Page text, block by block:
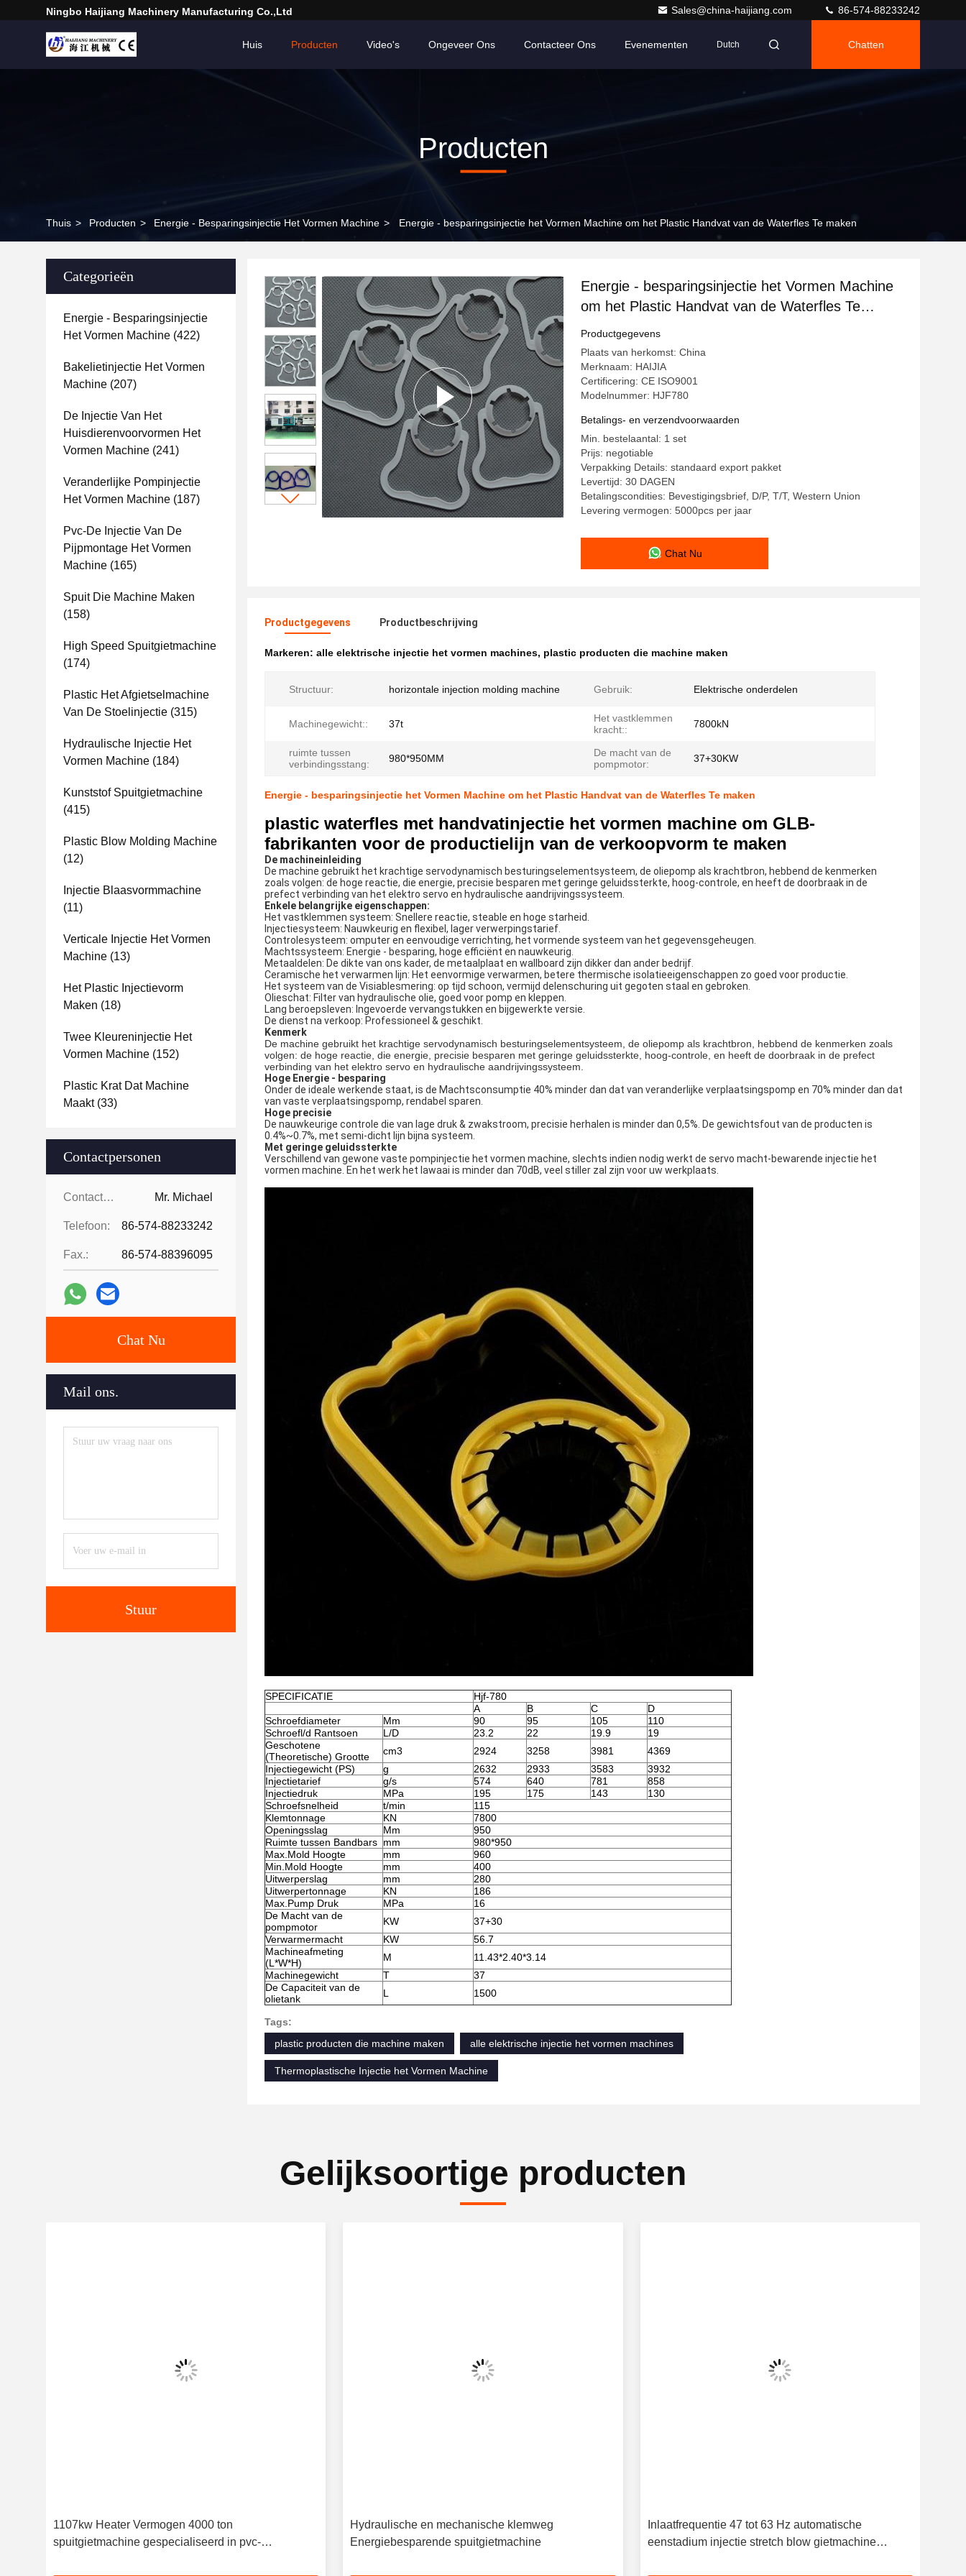
Ningbo Haijiang Machinery Manufacturing Co.,Ltd Sales@china-haijiang.com 86-574-88233242
Huis Producten Video's Ongeveer Ons Contacteer Ons Evenementen Dutch Chatten
Producten
Thuis > Producten > Energie - Besparingsinjectie Het Vormen Machine > Energie - besparingsinjectie het Vormen Machine om het Plastic Handvat van de Waterfles Te maken
Categorieën
Energie - Besparingsinjectie
Het Vormen Machine (422)
Bakelietinjectie Het Vormen
Machine (207)
De Injectie Van Het
Huisdierenvoorvormen Het
Vormen Machine (241)
Veranderlijke Pompinjectie
Het Vormen Machine (187)
Pvc-De Injectie Van De
Pijpmontage Het Vormen
Machine (165)
Spuit Die Machine Maken
(158)
High Speed ​​spuitgietmachine
(174)
Plastic Het Afgietselmachine
Van De Stoelinjectie (315)
Hydraulische Injectie Het
Vormen Machine (184)
Kunststof Spuitgietmachine
(415)
Plastic Blow Molding Machine
(12)
Injectie Blaasvormmachine
(11)
Verticale Injectie Het Vormen
Machine (13)
Het Plastic Injectievorm
Maken (18)
Twee Kleureninjectie Het
Vormen Machine (152)
Plastic Krat Dat Machine
Maakt(33)
Contactpersonen
Contactpersonen: Mr. Michael
Telefoon: 86-574-88233242
Fax.: 86-574-88396095
Chat Nu
Mail ons.
Stuur
Energie - besparingsinjectie het Vormen Machine
om het Plastic Handvat van de Waterfles Te
maken
Productgegevens
Plaats van herkomst: China
Merknaam: HAIJIA
Certificering: CE ISO9001
Modelnummer: HJF780
Betalings- en verzendvoorwaarden
Min. bestelaantal: 1 set
Prijs: negotiable
Verpakking Details: standaard export pakket
Levertijd: 30 DAGEN
Betalingscondities: Bevestigingsbrief, D/P, T/T, Western Union
Levering vermogen: 5000pcs per jaar
Chat Nu
Productgegevens Productbeschrijving
Markeren: alle elektrische injectie het vormen machines, plastic producten die machine maken
Structuur: horizontale injection molding machine Gebruik: Elektrische onderdelen
Machinegewicht:: 37t
Het vastklemmen
kracht::
7800kN
ruimte tussen
verbindingsstang:
980*950MM
De macht van de
pompmotor:
37+30KW
Energie - besparingsinjectie het Vormen Machine om het Plastic Handvat van de Waterfles Te maken
plastic waterfles met handvatinjectie het vormen machine om GLB-
fabrikanten voor de productielijn van de verkoopvorm te maken
De machineinleiding
De machine gebruikt het krachtige servodynamisch besturingselementsysteem, de oliepomp als krachtbron, hebbend de kenmerken
zoals volgen: de hoge reactie, die energie, precisie besparen met geringe geluidssterkte, hoog-controle, en heeft de doorbraak in de
prefect verbinding van het elektro servo en hydraulische aandrijvingssysteem.
Enkele belangrijke eigenschappen:
Het vastklemmen systeem: Snellere reactie, steable en hoge starheid.
Injectiesysteem: Nauwkeurig en flexibel, lager verwerpingstarief.
Controlesysteem: omputer en eenvoudige verrichting, het vormende systeem van het gegevensgeheugen.
Machtssysteem: Energie - besparing, hoge efficiënt en nauwkeurig.
Metaaldelen: De dikte van ons kader, de metaalplaat en wallboard zijn dikker dan ander bedrijf.
Ceramische het verwarmen lijn: Het eenvormige verwarmen, betere thermische isolatieeigenschappen zo goed voor productie.
Het systeem van de Visiablesmering: op tijd schoon, vermijd delenschuring uit gegoten staal en gebroken.
Olieschat: Filter van hydraulische olie, goed voor pomp en kleppen.
Lang beroepsleven: Ingevoerde vervangstukken en bijgewerkte versie.
De dienst na verkoop: Professioneel & geschikt.
Kenmerk
De machine gebruikt het krachtige servodynamisch besturingselementsysteem, de oliepomp als krachtbron, hebbend de kenmerken zoals
volgen: de hoge reactie, die energie, precisie besparen met geringe geluidssterkte, hoog-controle, en heeft de doorbraak in de prefect
verbinding van het elektro servo en hydraulische aandrijvingssysteem.
Hoge Energie - besparing
Onder de ideale werkende staat, is de Machtsconsumptie 40% minder dan dat van veranderlijke verplaatsingspomp en 70% minder dan dat
van vaste verplaatsingspomp, rendabel sparen.
Hoge precisie
De nauwkeurige controle die van lage druk & zwakstroom, precisie herhalen is minder dan 0,5%. De gewichtsfout van de producten is
0.4%~0.7%, met semi-dicht lijn bijna systeem.
Met geringe geluidssterkte
Verschillend van gewone vaste pompinjectie het vormen machine, slechts indien nodig werkt de servo macht-bewarende injectie het
vormen machine. En het werk het lawaai is minder dan 70dB, veel stiller zal zijn voor uw werkplaats.
SPECIFICATIE
Hjf-780
A
B C
D
Schroefdiameter
Mm 90 95 105
110
Schroefl/d Rantsoen
L/D 23.2 22 19.9
19
Geschotene
(Theoretische) Grootte
cm3 2924 3258 3981
4369
Injectiegewicht (PS)
g 2632 2933 3583
3932
Injectietarief
g/s 574 640 781
858
Injectiedruk
MPa 195 175 143
130
Schroefsnelheid
t/min
115
Klemtonnage
KN
7800
Openingsslag
Mm
950
Ruimte tussen Bandbars mm
980*950
Max.Mold Hoogte
mm
960
Min.Mold Hoogte
mm
400
Uitwerperslag
mm
280
Uitwerpertonnage
KN
186
Max.Pump Druk
MPa
16
De Macht van de
pompmotor
KW
37+30
Verwarmermacht
KW
56.7
Machineafmeting
(L*W*H)
M
11.43*2.40*3.14
Machinegewicht
T
37
De Capaciteit van de
olietank
L 1500
Tags:
plastic producten die machine maken
alle elektrische injectie het vormen machines
Thermoplastische Injectie het Vormen Machine
Gelijksoortige producten
1107kw Heater Vermogen 4000 ton
spuitgietmachine gespecialiseerd in pvc-
Hydraulische en mechanische klemweg
Energiebesparende spuitgietmachine
Inlaatfrequentie 47 tot 63 Hz automatische
eenstadium injectie stretch blow gietmachine